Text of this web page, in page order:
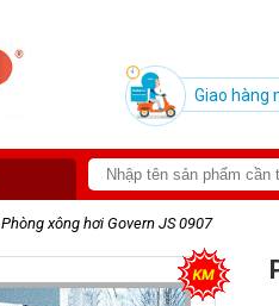
Giao hàng
Phòng xông hơi Govern JS 0907